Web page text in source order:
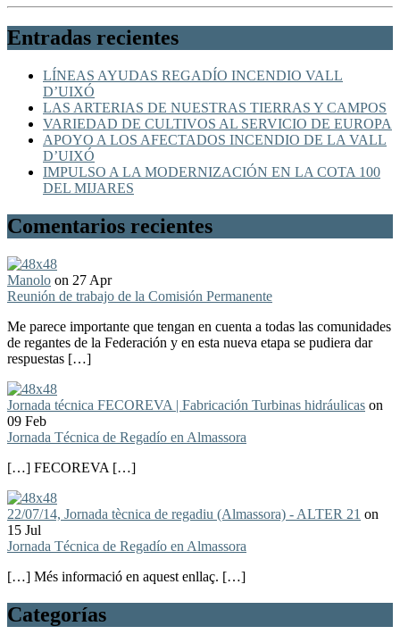
Entradas recientes
LÍNEAS AYUDAS REGADÍO INCENDIO VALL
D’UIXÓ
LAS ARTERIAS DE NUESTRAS TIERRAS Y CAMPOS
VARIEDAD DE CULTIVOS AL SERVICIO DE EUROPA
APOYO A LOS AFECTADOS INCENDIO DE LA VALL
D’UIXÓ
IMPULSO A LA MODERNIZACIÓN EN LA COTA 100
DEL MIJARES
Comentarios recientes
Manolo on 27 Apr
Reunión de trabajo de la Comisión Permanente
Me parece importante que tengan en cuenta a todas las comunidades
de regantes de la Federación y en esta nueva etapa se pudiera dar
respuestas […]
Jornada técnica FECOREVA | Fabricación Turbinas hidráulicas on
09 Feb
Jornada Técnica de Regadío en Almassora
[…] FECOREVA […]
22/07/14, Jornada tècnica de regadiu (Almassora) - ALTER 21 on
15 Jul
Jornada Técnica de Regadío en Almassora
[…] Més informació en aquest enllaç. […]
Categorías